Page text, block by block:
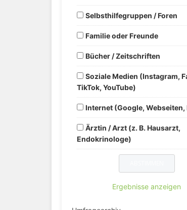
Selbsthilfegruppen / Foren
Familie oder Freunde
Bücher / Zeitschriften
Soziale Medien (Instagram,
TikTok, YouTube)
Internet (Google, Webseiten,
Ärztin / Arzt (z. B. Hausarzt,
Endokrinologe)
Ergebnisse anzeigen